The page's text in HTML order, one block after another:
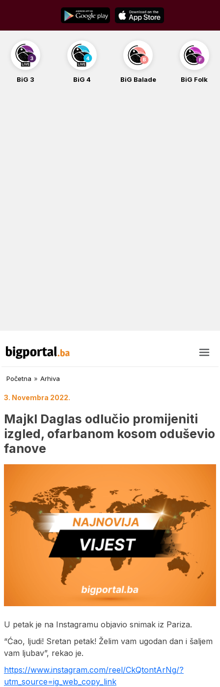
content
BiG 3 BiG 4 BiG Balade BiG Folk
Početna » Arhiva
3. Novembra 2022.
Majkl Daglas odlučio promijeniti
izgled, ofarbanom kosom oduševio
fanove
U petak je na Instagramu objavio snimak iz Pariza.
“Ćao, ljudi! Sretan petak! Želim vam ugodan dan i šaljem
vam ljubav”, rekao je.
https://www.instagram.com/reel/CkQtontArNg/?
utm_source=ig_web_copy_link